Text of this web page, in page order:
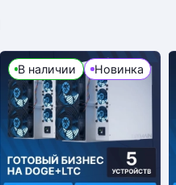
В наличии Новинка